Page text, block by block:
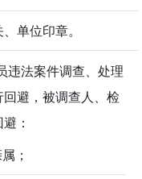
单位印章。
违法案件调查、处理
避，被调查人、检
：
；